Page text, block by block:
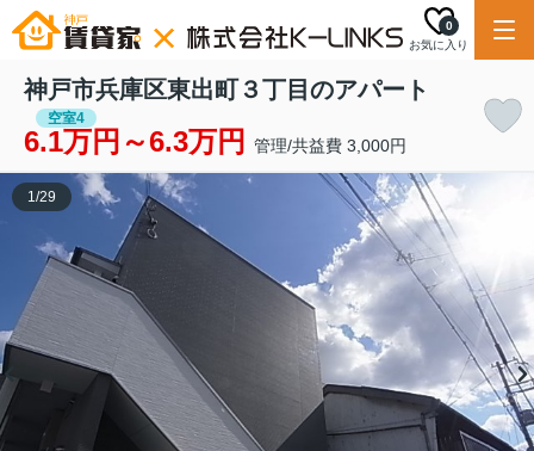
お気に入り
0
神戸市兵庫区東出町３丁目のアパート
空室4
6.1万円～6.3万円 管理/共益費 3,000円
1/29